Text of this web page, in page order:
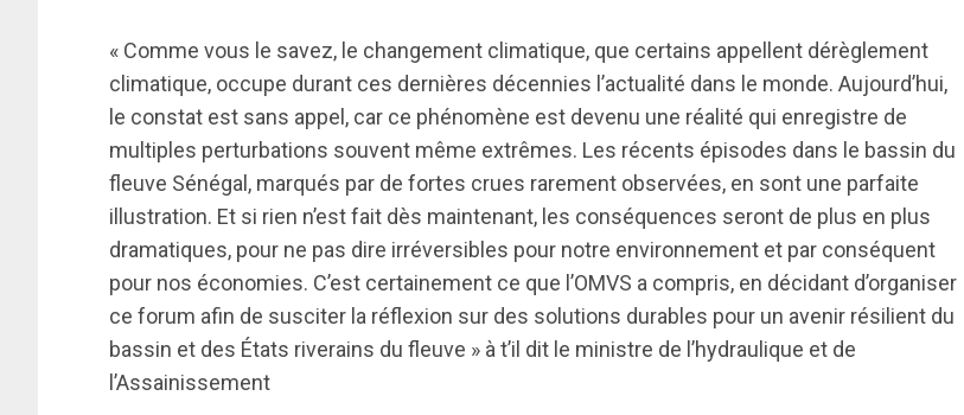
« Comme vous le savez, le changement climatique, que certains appellent dérèglement
climatique, occupe durant ces dernières décennies l’actualité dans le monde. Aujourd’hui,
le constat est sans appel, car ce phénomène est devenu une réalité qui enregistre de
multiples perturbations souvent même extrêmes. Les récents épisodes dans le bassin du
fleuve Sénégal, marqués par de fortes crues rarement observées, en sont une parfaite
illustration. Et si rien n’est fait dès maintenant, les conséquences seront de plus en plus
dramatiques, pour ne pas dire irréversibles pour notre environnement et par conséquent
pour nos économies. C’est certainement ce que l’OMVS a compris, en décidant d’organiser
ce forum afin de susciter la réflexion sur des solutions durables pour un avenir résilient du
bassin et des États riverains du fleuve » à t’il dit le ministre de l’hydraulique et de
l’Assainissement